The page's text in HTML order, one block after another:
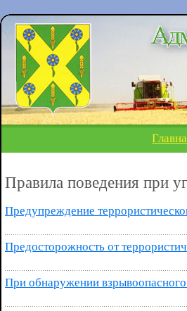
Правила поведения при
Предупреждение
Предосторожность от
При обнаружении